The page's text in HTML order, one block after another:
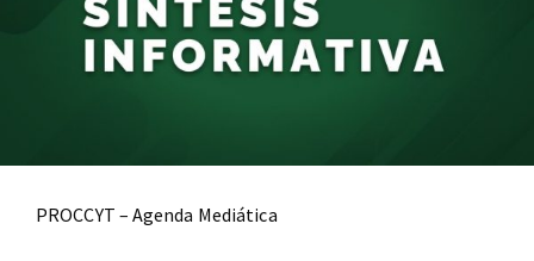
PROCCYT – Agenda Mediática